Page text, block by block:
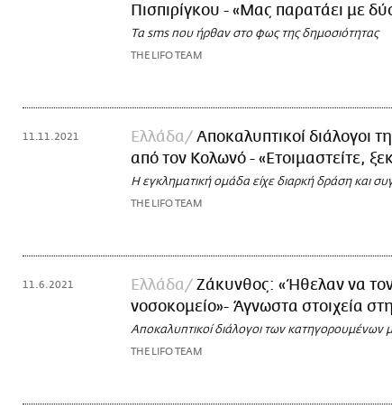
Πισπιρίγκου - «Μας παρατάει με
Τα sms που ήρθαν στο φως της δημοσιότητας
THE LIFO TEAM
11.11.2021 Ελλάδα
Αποκαλυπτικοί διάλογοι
από τον Κολωνό - «Ετοιμαστείτε,
Η εγκληματική ομάδα είχε διαρκή δράση και
THE LIFO TEAM
11.6.2021 Ελλάδα
Ζάκυνθος: «Ήθελαν να
νοσοκομείο»- Άγνωστα στοιχεία
Αποκαλυπτικοί διάλογοι των κατηγορουμένων
THE LIFO TEAM